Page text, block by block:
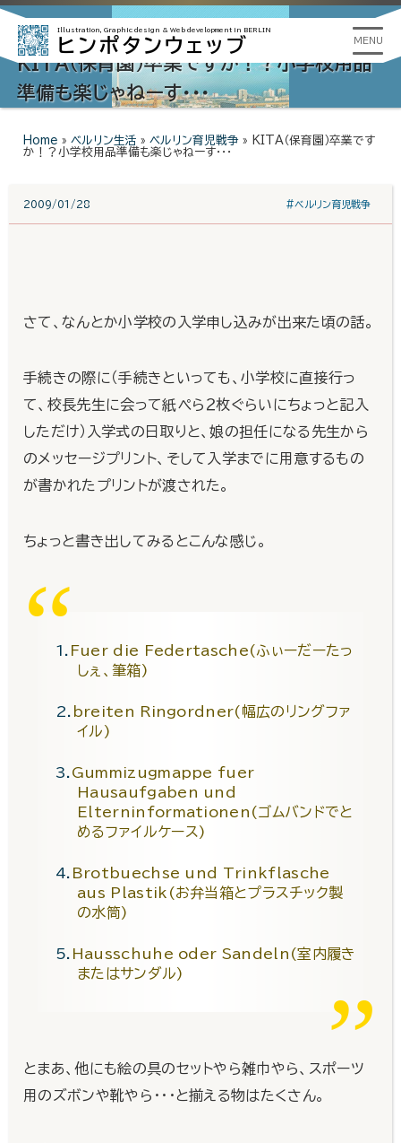
Illustration, Graphic design & Web development in BERLIN
ヒンポタンウェッブ MENU
KITA（保育園）卒業ですか！？小学校用品
準備も楽じゃねーす・・・
Home » ベルリン生活 » ベルリン育児戦争 » KITA（保育園）卒業です
か！？小学校用品準備も楽じゃねーす・・・
2009/01/28 #ベルリン育児戦争
さて、なんとか小学校の入学申し込みが出来た頃の話。
手続きの際に（手続きといっても、小学校に直接行っ
て、校長先生に会って紙ぺら２枚ぐらいにちょっと記入
しただけ）入学式の日取りと、娘の担任になる先生から
のメッセージプリント、そして入学までに用意するもの
が書かれたプリントが渡された。
ちょっと書き出してみるとこんな感じ。
Fuer die Federtasche(ふぃーだーたっ
しぇ、筆箱)
breiten Ringordner(幅広のリングファ
イル)
Gummizugmappe fuer
Hausaufgaben und
Elterninformationen(ゴムバンドでと
めるファイルケース)
Brotbuechse und Trinkflasche
aus Plastik(お弁当箱とプラスチック製
の水筒)
Hausschuhe oder Sandeln(室内履き
またはサンダル)
とまあ、他にも絵の具のセットやら雑巾やら、スポーツ
用のズボンや靴やら・・・と揃える物はたくさん。